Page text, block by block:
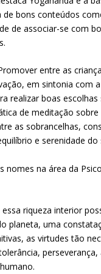
de bons conteúdos
de associar-se com
entre as
em sintonia com
realizar boas
de meditação
as sobrancelhas,
e serenidade
nomes na área da
riqueza interior
planeta, uma
as virtudes tão